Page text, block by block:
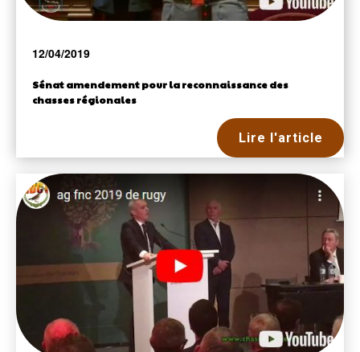
12/04/2019
Sénat amendement pour la reconnaissance des
chasses régionales
Lire l'article